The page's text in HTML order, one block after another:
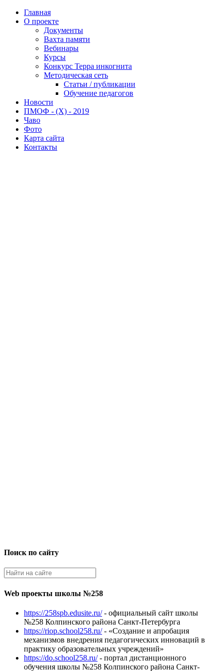
Главная
О проекте
Документы
Вахта памяти
Вебинары
Курсы
Конкурс Терра инкогнита
Методическая сеть
Статьи / публикации
Обучение педагогов
Новости
ПМОФ - (X) - 2019
Чаво
Фото
Карта сайта
Контакты
Поиск по сайту
Web проекты школы №258
https://258spb.edusite.ru/- официальный сайт школы
№258 Колпинского района Санкт-Петербурга
https://riop.school258.ru/- «Создание и апробация
механизмов внедрения педагогических инноваций в
практику образовательных учреждений»
https://do.school258.ru/- портал дистанционного
обучения школы №258 Колпинского района Санкт-